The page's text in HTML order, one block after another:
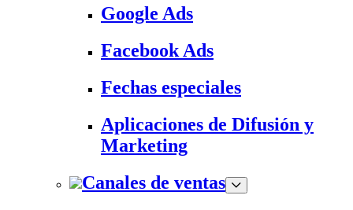
Google Ads
Facebook Ads
Fechas especiales
Aplicaciones de Difusión y
Marketing
Canales de ventas